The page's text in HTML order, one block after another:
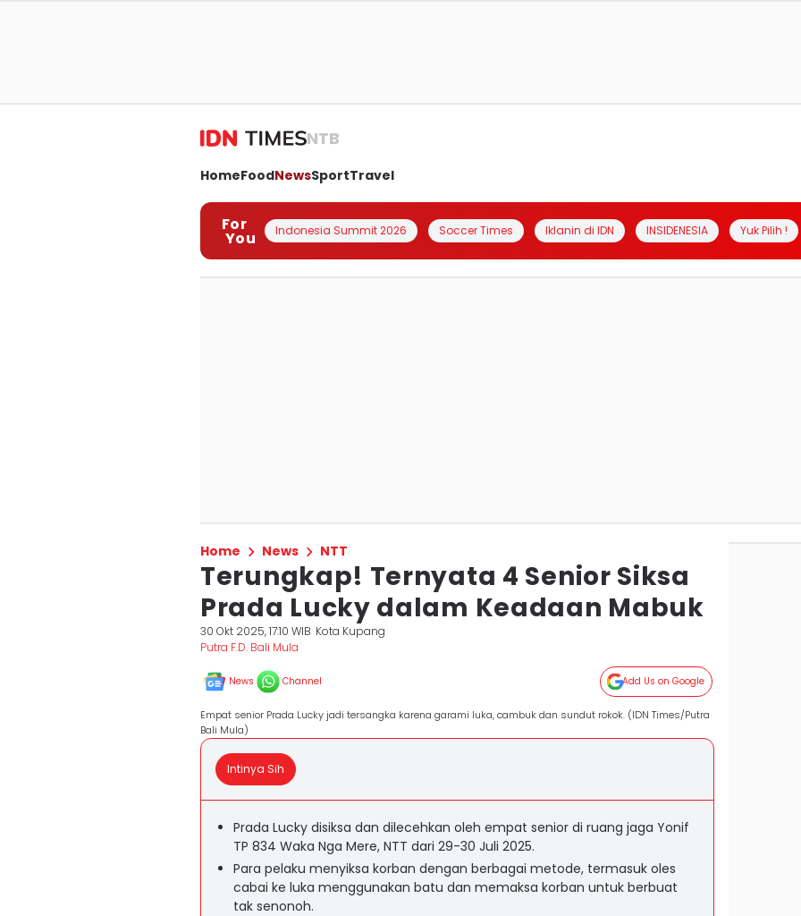
NTB
HomeFoodNewsSportTravel
For
You Indonesia Summit 2026 Soccer Times Iklanin di IDN INSIDENESIA Yuk Pilih !
Home News NTT
Terungkap! Ternyata 4 Senior Siksa
Prada Lucky dalam Keadaan Mabuk
30 Okt 2025, 17:10 WIB Kota Kupang
Putra F.D. Bali Mula
News Channel Add Us on Google
Empat senior Prada Lucky jadi tersangka karena garami luka, cambuk dan sundut rokok. (IDN Times/Putra
Bali Mula)
Intinya Sih
Prada Lucky disiksa dan dilecehkan oleh empat senior di ruang jaga Yonif
TP 834 Waka Nga Mere, NTT dari 29-30 Juli 2025.
Para pelaku menyiksa korban dengan berbagai metode, termasuk oles
cabai ke luka menggunakan batu dan memaksa korban untuk berbuat
tak senonoh.